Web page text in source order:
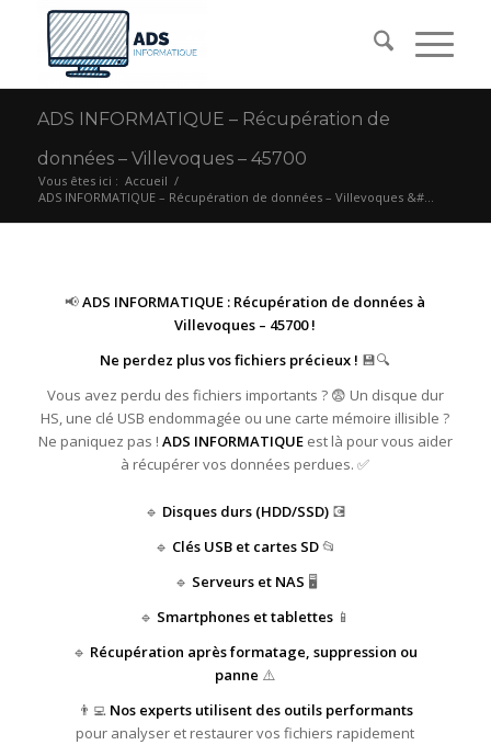
ADS INFORMATIQUE – Récupération de
données – Villevoques – 45700
Vous êtes ici : Accueil /
ADS INFORMATIQUE – Récupération de données – Villevoques &#...
📢ADS INFORMATIQUE : Récupération de données à
Villevoques – 45700 !
Ne perdez plus vos fichiers précieux ! 💾🔍
Vous avez perdu des fichiers importants ? 😨 Un disque dur
HS, une clé USB endommagée ou une carte mémoire illisible ?
Ne paniquez pas ! ADS INFORMATIQUEest là pour vous aider
à récupérer vos données perdues. ✅
🔹 Disques durs (HDD/SSD)💽
🔹 Clés USB et cartes SD📂
🔹 Serveurs et NAS 🖥️
🔹 Smartphones et tablettes 📱
🔹 Récupération après formatage, suppression ou
panne ⚠️
👨‍💻 Nos experts utilisent des outils performants
pour analyser et restaurer vos fichiers rapidement